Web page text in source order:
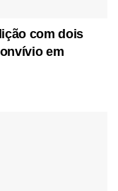
com dois
em